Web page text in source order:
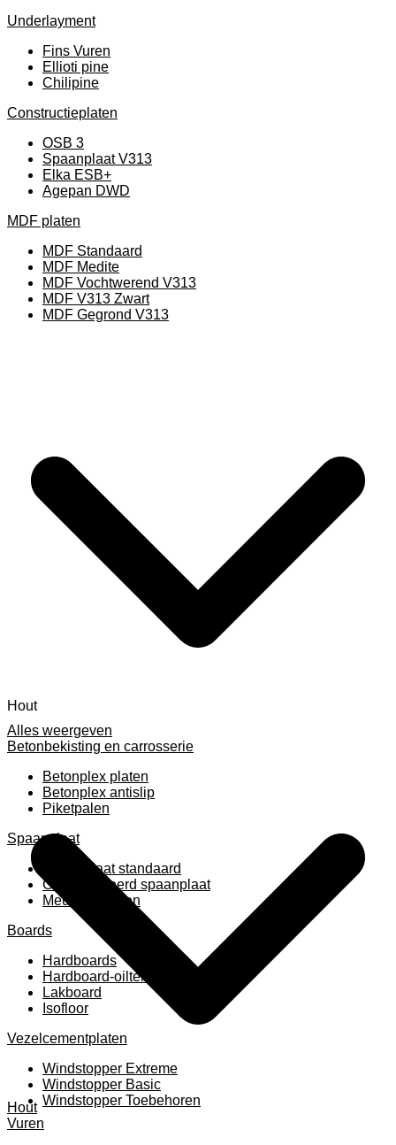
Underlayment
Fins Vuren
Ellioti pine
Chilipine
Constructieplaten
OSB 3
Spaanplaat V313
Elka ESB+
Agepan DWD
MDF platen
MDF Standaard
MDF Medite
MDF Vochtwerend V313
MDF V313 Zwart
MDF Gegrond V313
Alles weergeven
Betonbekisting en carrosserie
Betonplex platen
Betonplex antislip
Piketpalen
Spaanplaat
Spaanplaat standaard
Geplastificeerd spaanplaat
Meubelpanelen
Boards
Hardboards
Hardboard-oiltemperated
Lakboard
Isofloor
Vezelcementplaten
Windstopper Extreme
Windstopper Basic
Windstopper Toebehoren
Hout
Hout
Vuren